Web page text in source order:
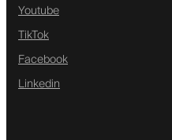
Youtube
TikTok
Facebook
Linkedin